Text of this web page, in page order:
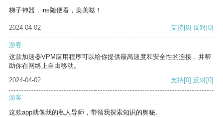
梯子神器，ins随便看，美美哒！
2024-04-02 支持[0] 反对[0]
游客
这款加速器VPM应用程序可以给你提供最高速度和安全性的连接，并帮
助你在网络上自由移动。
2024-04-02
支持[0] 反对[0]
游客
这款app就像我的私人导师，带领我探索知识的奥秘。